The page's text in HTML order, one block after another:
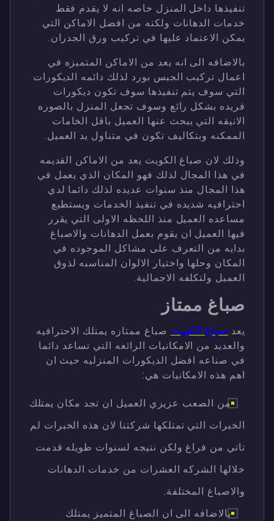
تنفيذها داخل المنزل خاصه انه لا يقدم فقط
خدمات الدهانات ولكنه من افضل الاماكن التي
يمكن الاعتماد عليها في تركيب ورق الجدران.
بالاضافه الى انه يعد من الاماكن المتميزه في
اعمال تركيب الجبس بورد لذلك دائمه الديكورات
التي سوف يتم تنفيذها سوف تكون ديكورات
فريده بشكل رائع وسوف تجعل المنزل بالصوره
الانيقه التي يبحث عنها العميل باقل الخامات
الممكنه وبتكاليف تكون في متناول يد العميل.
وذلك لان صباغ الكويت يعد من الاماكن القديمه
في هذا المجال لذلك فهو المكان الذي يعمل في
هذا المجال منذ سنوات عديده لذلك دائما لدي
احترافيه شديده في تنفيذ الخدمات ويستطيع
مساعده العميل منذ اللحظه الاولى التي يقرر
فيها العميل ان يقوم بعمل الدهانات والاصباغ
بدايه من التعرف على مشاكل الموجوده في
المكان وحلها واختيار الالوان المناسبه لذوق
العميل ولتكلفه الاجمالية.
صباغ ممتاز
يعد صباغ الكويت صباغ ممتازه يمتلك الاحترافيه
والعديد من الامكانيات الرائعه التي تساعد دائما
في صناعه افضل الديكورات المنزليه حيث ان
اهم هذه الامكانيات هي:
من الصعب عزيزي العميل ان تجد مكان يمتلك
الخبرات التي تمتلكها شركتنا لان هذه الخبرات لم
تاتي من فراغ ولكن نتيجه لسنوات طويله قدمت
خلالها الشركه العشرات من خدمات الدهانات
والاصباغ المختلفة.
بالاضافه الى ان الصباغ المتميز يمتلك